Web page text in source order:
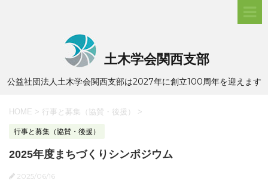
土木学会関西支部
公益社団法人土木学会関西支部は2027年に創立100周年を迎えます
HOME > 行事と募集（協賛・後援） >
行事と募集（協賛・後援）
2025年度まちづくりシンポジウム
2025/06/16